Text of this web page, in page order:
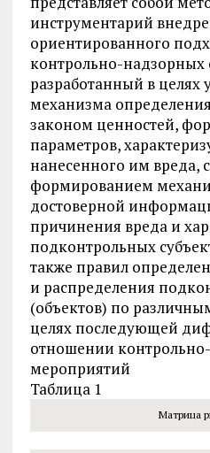
инструментарий
ориентированного
контрольно-надзорных
разработанный в целях
механизма
законом ценностей,
параметров,
нанесенного им
формированием
достоверной
причинения вреда и
подконтрольных
также правил
и распределения
(объектов) по
целях последующей
отношении
мероприятий
Таблица 1
Матрица